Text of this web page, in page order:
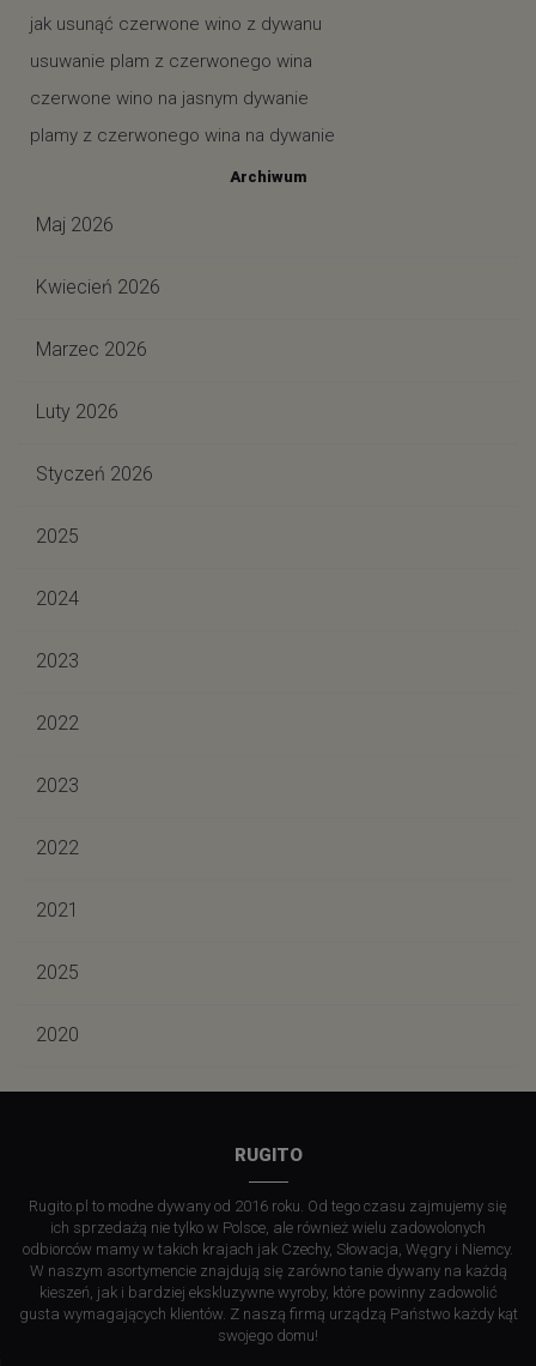
jak usunąć czerwone wino z dywanu
usuwanie plam z czerwonego wina
czerwone wino na jasnym dywanie
plamy z czerwonego wina na dywanie
Archiwum
Maj 2026
Kwiecień 2026
Marzec 2026
Luty 2026
Styczeń 2026
2025
2024
2023
2022
2023
2022
2021
2025
2020
RUGITO
Rugito.pl to modne dywany od 2016 roku. Od tego czasu zajmujemy się
ich sprzedażą nie tylko w Polsce, ale również wielu zadowolonych
odbiorców mamy w takich krajach jak Czechy, Słowacja, Węgry i Niemcy.
W naszym asortymencie znajdują się zarówno tanie dywany na każdą
kieszeń, jak i bardziej ekskluzywne wyroby, które powinny zadowolić
gusta wymagających klientów. Z naszą firmą urządzą Państwo każdy kąt
swojego domu!